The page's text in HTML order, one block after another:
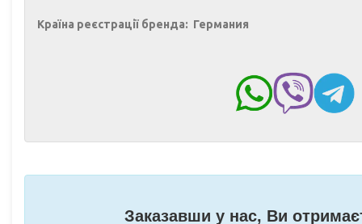
Країна реєстрації бренда: Германия
Заказавши у нас, Ви